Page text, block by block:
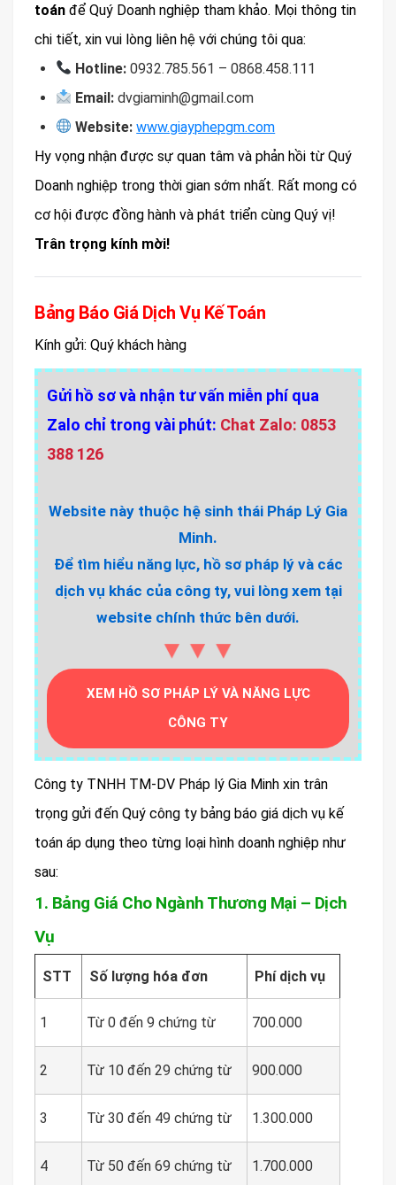
toán để Quý Doanh nghiệp tham khảo. Mọi thông tin
chi tiết, xin vui lòng liên hệ với chúng tôi qua:
Hotline: 0932.785.561 – 0868.458.111
Email: dvgiaminh@gmail.com
Website: www.giayphepgm.com
Hy vọng nhận được sự quan tâm và phản hồi từ Quý
Doanh nghiệp trong thời gian sớm nhất. Rất mong có
cơ hội được đồng hành và phát triển cùng Quý vị!
Trân trọng kính mời!
Bảng Báo Giá Dịch Vụ Kế Toán
Kính gửi: Quý khách hàng
Gửi hồ sơ và nhận tư vấn miễn phí qua
Zalo chỉ trong vài phút: Chat Zalo: 0853
388 126
Website này thuộc hệ sinh thái Pháp Lý Gia
Minh.
Để tìm hiểu năng lực, hồ sơ pháp lý và các
dịch vụ khác của công ty, vui lòng xem tại
website chính thức bên dưới.
▼▼▼
XEM HỒ SƠ PHÁP LÝ VÀ NĂNG LỰC
CÔNG TY
Công ty TNHH TM-DV Pháp lý Gia Minh xin trân
trọng gửi đến Quý công ty bảng báo giá dịch vụ kế
toán áp dụng theo từng loại hình doanh nghiệp như
sau:
1. Bảng Giá Cho Ngành Thương Mại – Dịch
Vụ
STT Số lượng hóa đơn Phí dịch vụ
1 Từ 0 đến 9 chứng từ 700.000
2 Từ 10 đến 29 chứng từ 900.000
3 Từ 30 đến 49 chứng từ 1.300.000
4 Từ 50 đến 69 chứng từ 1.700.000